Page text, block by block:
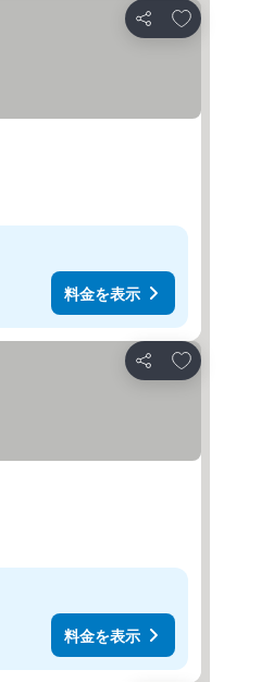
シェア
お気に入りに
料金を表示
シェア
お気に入りに
料金を表示